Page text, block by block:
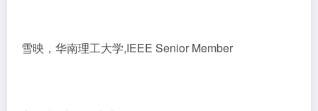
雪映，华南理工大学,IEEE Senior Member